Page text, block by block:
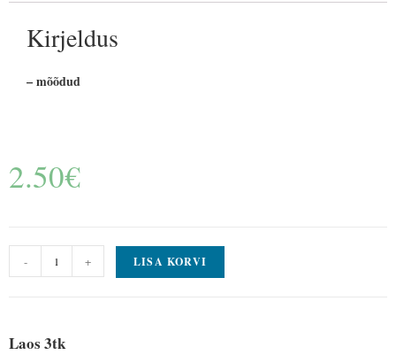
Kirjeldus
– mõõdud
2.50€
- + LISA KORVI
Laos 3tk